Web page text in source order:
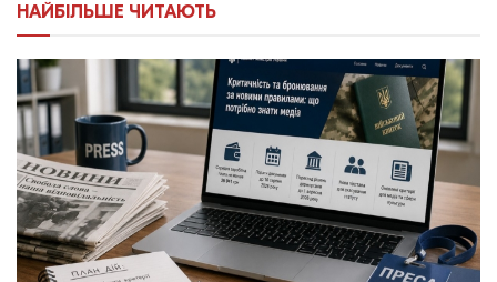
НАЙБІЛЬШЕ ЧИТАЮТЬ